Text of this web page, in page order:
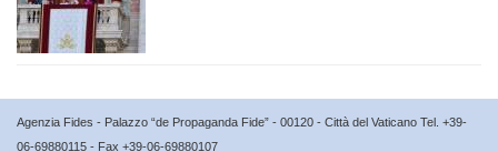
Agenzia Fides - Palazzo “de Propaganda Fide” - 00120 - Città del Vaticano Tel. +39-
06-69880115 - Fax +39-06-69880107